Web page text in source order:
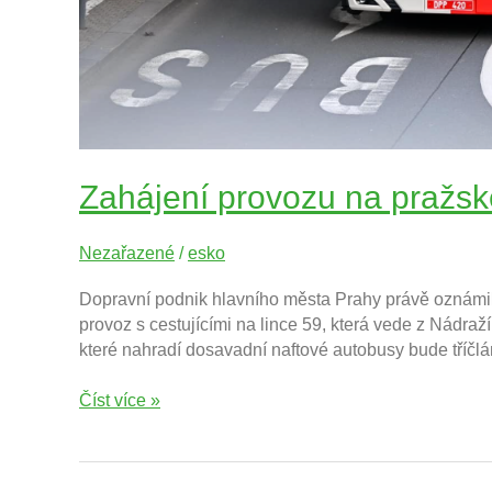
Zahájení provozu na
Nezařazené /esko
Dopravní podnik hlavního města Prahy právě
provoz s cestujícími na lince 59, která vede z
které nahradí dosavadní naftové autobusy bude
Číst více »